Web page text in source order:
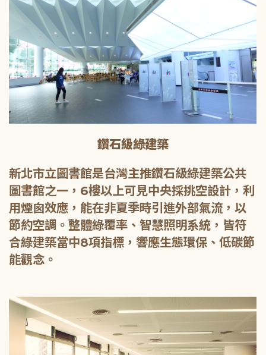
鑽石級綠建築
新北市立圖書館是台灣主推鑽石級綠建築公共
圖書館之一，6樓以上可見中央採挑空設計，利
用煙囪效應，能在非夏季時引進外部氣流，以
節約空調。整體綠覆率、智慧照明系統，皆符
合綠建築當中8項指標，響應生態環保、低碳節
能觀念。